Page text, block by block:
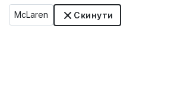
McLaren Скинути